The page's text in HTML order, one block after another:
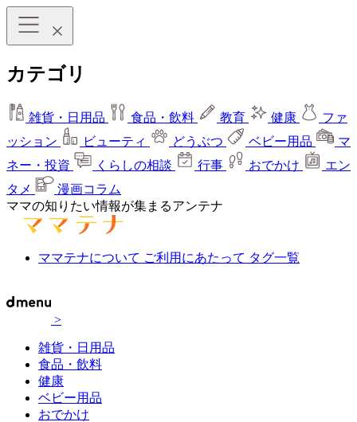
カテゴリ
雑貨・日用品 食品・飲料 教育 健康
ファ
ッション
ビューティ どうぶつ ベビー用品
マ
ネー・投資
くらしの相談 行事 おでかけ
エン
タメ
漫画コラム
ママの知りたい情報が集まるアンテナ
ママテナについて ご利用にあたって タグ一覧
>
雑貨・日用品
食品・飲料
健康
ベビー用品
おでかけ